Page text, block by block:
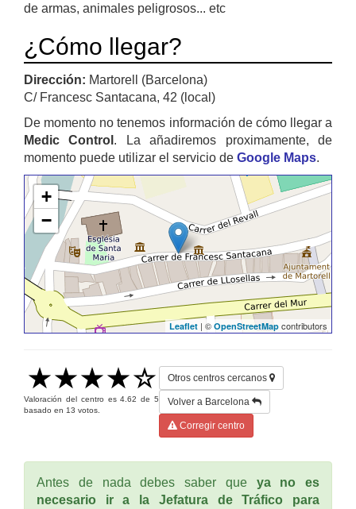
de armas, animales peligrosos... etc
¿Cómo llegar?
Dirección: Martorell (Barcelona)
C/ Francesc Santacana, 42 (local)
De momento no tenemos información de cómo llegar a
Medic Control . La añadiremos proximamente, de
momento puede utilizar el servicio de Google Maps.
+
−
Leaflet | © OpenStreetMap contributors
Valoración del centro es4.62 de5
basado en 13 votos.
Otros centros cercanos
Volver a Barcelona
Corregir centro
Antes de nada debes saber que ya no es
necesario ir a la Jefatura de Tráfico para